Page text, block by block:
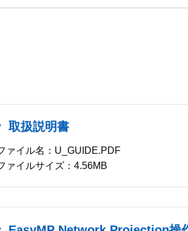
取扱説明書
ァイル名：U_GUIDE.PDF
ァイルサイズ：4.56MB